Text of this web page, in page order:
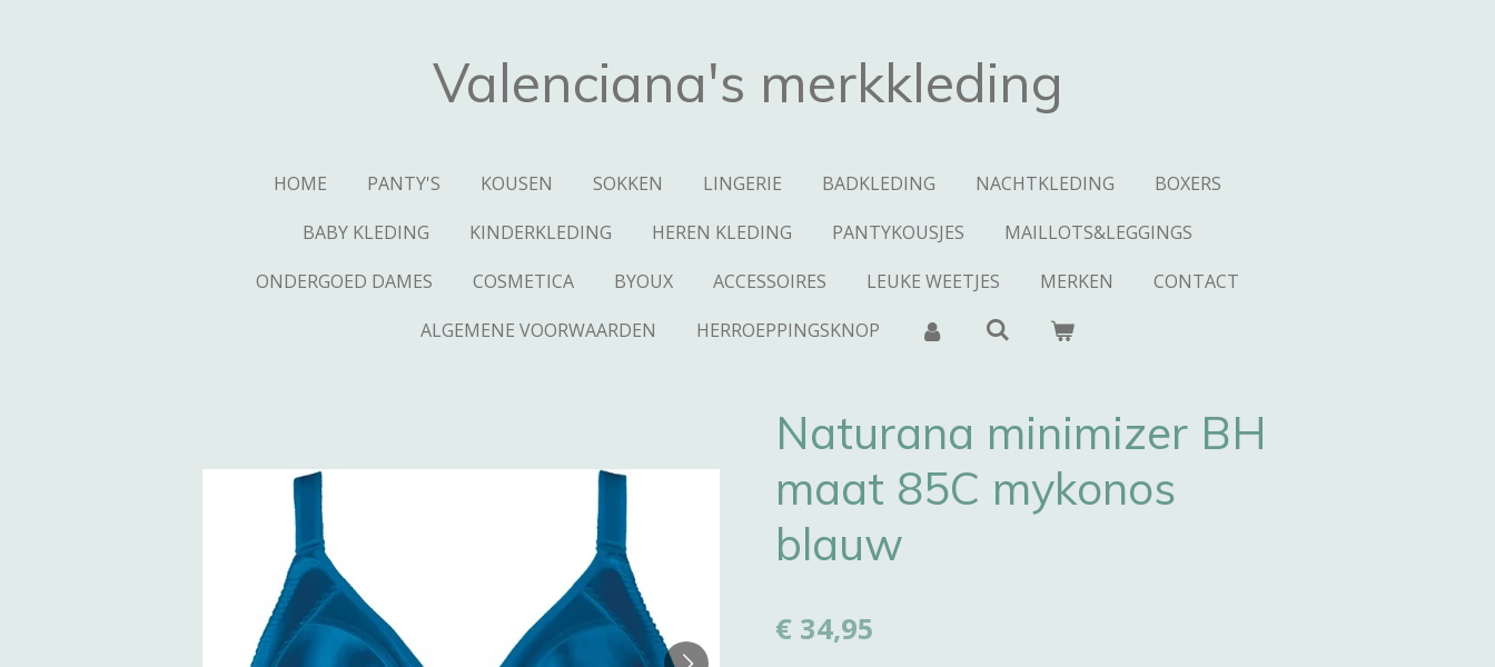
Valenciana's merkkleding
HOME PANTY'S KOUSEN SOKKEN LINGERIE BADKLEDING NACHTKLEDING
BOXERS
BABY KLEDING
KINDERKLEDING HEREN KLEDING PANTYKOUSJES
MAILLOTS&LEGGINGS
ONDERGOED DAMES
COSMETICA BYOUX ACCESSOIRES LEUKE WEETJES MERKEN
CONTACT
ALGEMENE VOORWAARDEN
HERROEPPINGSKNOP
Naturana minimizer BH
maat 85C mykonos
blauw
€ 34,95